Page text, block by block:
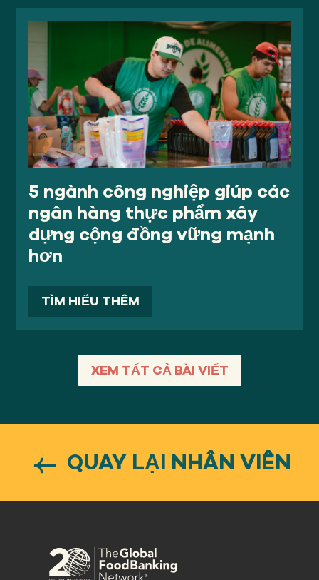
5 ngành công nghiệp giúp các
ngân hàng thực phẩm xây
dựng cộng đồng vững mạnh
hơn
TÌM HIỂU THÊM
XEM TẤT CẢ BÀI VIẾT
QUAY LẠI NHÂN VIÊN